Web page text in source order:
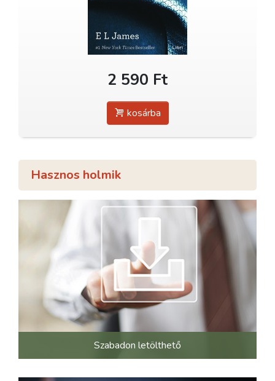
2 590 Ft
kosárba
Hasznos holmik
Szabadon letölthető